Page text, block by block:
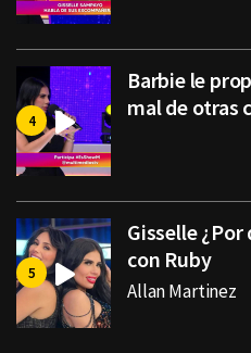
Barbie le
mal de otras
Gisselle
con Ruby
Allan Martinez